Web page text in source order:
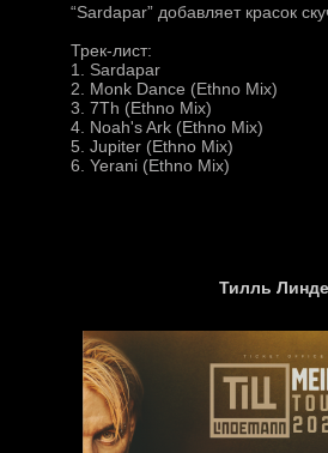
“Sardapar” добавляет красок
Трек-лист:
1. Sardapar
2. Monk Dance (Ethno Mix)
3. 7Th (Ethno Mix)
4. Noah's Ark (Ethno Mix)
5. Jupiter (Ethno Mix)
6. Yerani (Ethno Mix)
Тилль